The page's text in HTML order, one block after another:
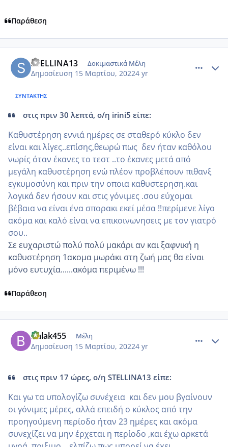
Παράθεση
STELLINA13 Δοκιμαστικά Μέλη
Δημοσίευση 15 Μαρτίου, 20224 yr
ΣΥΝΤΆΚΤΗΣ
στις πριν 30 λεπτά, ο/η irini5 είπε:
Καθυστέρηση εννιά ημέρες σε σταθερό κύκλο δεν
είναι και λίγες..επίσης,θεωρώ πως δεν ήταν καθόλου
νωρίς όταν έκανες το τεστ ..το έκανες μετά από
μεγάλη καθυστέρηση ενώ πλέον προβλέπουν πιθανξ
εγκυμοσύνη και πριν την οποια καθυστερηση.και
λογικά δεν ήσουν και στις γόνιμες .σου εύχομαι
βέβαια να είναι ένα σπορακι εκεί μέσα !!περίμενε λίγο
ακόμα και καλό είναι να επικοινωνησεις με τον γιατρό
σου..
Σε ευχαριστώ πολύ πολύ μακάρι αν και ξαφνική η
καθυστέρηση 1ακομα μωράκι στη ζωή μας θα είναι
μόνο ευτυχία......ακόμα περιμένω !!!
Παράθεση
Balak455 Μέλη
Δημοσίευση 15 Μαρτίου, 20224 yr
στις πριν 17 ώρες, ο/η STELLINA13 είπε:
Και γω τα υπολογίζω συνέχεια και δεν μου βγαίνουν
οι γόνιμες μέρες, αλλά επειδή ο κύκλος από την
προηγούμενη περίοδο ήταν 23 ημέρες και ακόμα
συνεχίζει να μην έρχεται η περίοδο ,και έχω αρκετά